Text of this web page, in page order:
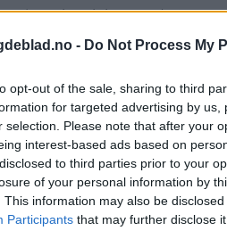
- Do Not Process My
opt-out of the sale, sharing to third
for targeted advertising by
selection. Please note that after your
interest-based ads based on
to third parties prior to your
of your personal information by
This information may also be
Participants that may further disclose
har ei meining om. I
11.000 gjer store
stykk. Men skulle ein
og kor mange som
tema, det same kutt. Eg
skaper ein sunn
på Haugalandet med eit